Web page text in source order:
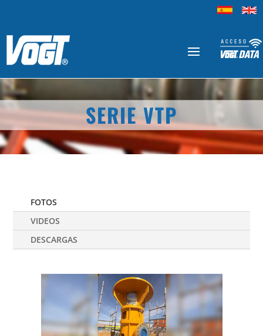
SERIE VTP
FOTOS
VIDEOS
DESCARGAS